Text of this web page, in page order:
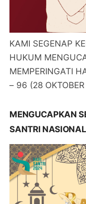
KAMI SEGENAP
HUKUM
MEMPERINGATI
– 96 (28
MENGUCAPKAN
SANTRI